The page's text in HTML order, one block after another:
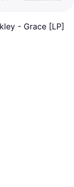
- Grace [LP]